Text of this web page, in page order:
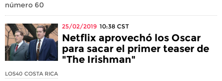
número 60
25/02/2019 10:38 CST
Netflix aprovechó los Oscar
para sacar el primer teaser de
"The Irishman"
LOS40 COSTA RICA